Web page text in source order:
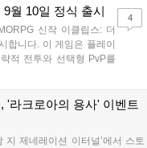
선보이며 e스포츠 생태계 확장에
월 10일 정식 출시
신작 이클립스: 더
합니다. 이 게임은 플레이
적 전투와 선택형 PvP를
앱 마켓에서 사전등록을
별 스페셜 쿠폰과 한정 스
해 이용자들의 기대를 모
4
'라크로아의 용사' 이벤트
지 제네레이션 이터널’에서 스토